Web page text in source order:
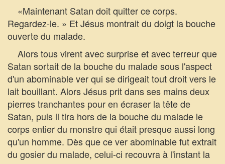
«Maintenant Satan doit quitter ce corps.
Regardez-le. » Et Jésus montrait du doigt la bouche
ouverte du malade.
Alors tous virent avec surprise et avec terreur que
Satan sortait de la bouche du malade sous l'aspect
d'un abominable ver qui se dirigeait tout droit vers le
lait bouillant. Alors Jésus prit dans ses mains deux
pierres tranchantes pour en écraser la tête de
Satan, puis il tira hors de la bouche du malade le
corps entier du monstre qui était presque aussi long
qu'un homme. Dès que ce ver abominable fut extrait
du gosier du malade, celui-ci recouvra à l'instant la